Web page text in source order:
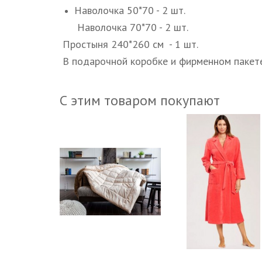
Наволочка 50*70 - 2 шт.
Наволочка 70*70 - 2 шт.
Простыня 240*260 см - 1 шт.
В подарочной коробке и фирменном
С этим товаром покупают